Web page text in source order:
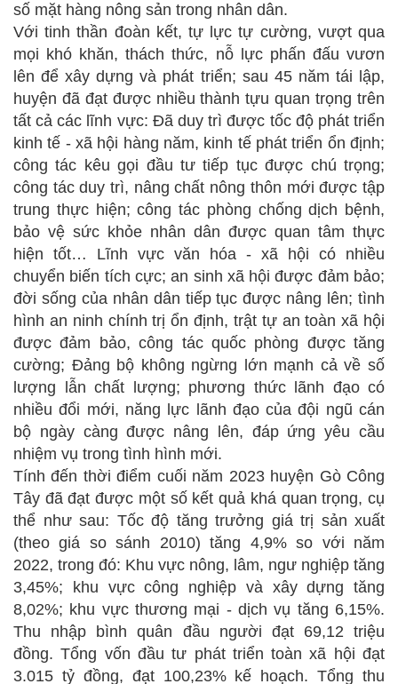
số mặt hàng nông sản trong nhân dân.
Với tinh thần đoàn kết, tự lực tự cường, vượt qua
mọi khó khăn, thách thức, nỗ lực phấn đấu vươn
lên để xây dựng và phát triển; sau 45 năm tái lập,
huyện đã đạt được nhiều thành tựu quan trọng trên
tất cả các lĩnh vực: Đã duy trì được tốc độ phát triển
kinh tế - xã hội hàng năm, kinh tế phát triển ổn định;
công tác kêu gọi đầu tư tiếp tục được chú trọng;
công tác duy trì, nâng chất nông thôn mới được tập
trung thực hiện; công tác phòng chống dịch bệnh,
bảo vệ sức khỏe nhân dân được quan tâm thực
hiện tốt… Lĩnh vực văn hóa - xã hội có nhiều
chuyển biến tích cực; an sinh xã hội được đảm bảo;
đời sống của nhân dân tiếp tục được nâng lên; tình
hình an ninh chính trị ổn định, trật tự an toàn xã hội
được đảm bảo, công tác quốc phòng được tăng
cường; Đảng bộ không ngừng lớn mạnh cả về số
lượng lẫn chất lượng; phương thức lãnh đạo có
nhiều đổi mới, năng lực lãnh đạo của đội ngũ cán
bộ ngày càng được nâng lên, đáp ứng yêu cầu
nhiệm vụ trong tình hình mới.
Tính đến thời điểm cuối năm 2023 huyện Gò Công
Tây đã đạt được một số kết quả khá quan trọng, cụ
thể như sau: Tốc độ tăng trưởng giá trị sản xuất
(theo giá so sánh 2010) tăng 4,9% so với năm
2022, trong đó: Khu vực nông, lâm, ngư nghiệp tăng
3,45%; khu vực công nghiệp và xây dựng tăng
8,02%; khu vực thương mại - dịch vụ tăng 6,15%.
Thu nhập bình quân đầu người đạt 69,12 triệu
đồng. Tổng vốn đầu tư phát triển toàn xã hội đạt
3.015 tỷ đồng, đạt 100,23% kế hoạch. Tổng thu